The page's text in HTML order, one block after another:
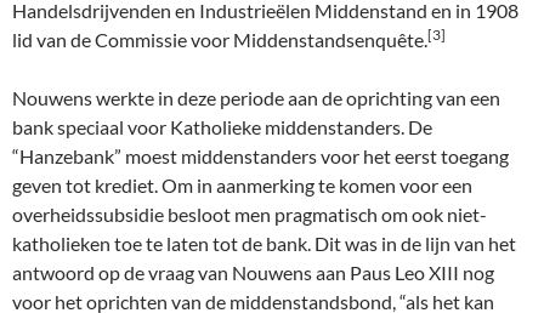
Handelsdrijvenden en Industrieëlen Middenstand en in 1908
lid van de Commissie voor Middenstandsenquête. [3]
Nouwens werkte in deze periode aan de oprichting van een
bank speciaal voor Katholieke middenstanders. De
“Hanzebank” moest middenstanders voor het eerst toegang
geven tot krediet. Om in aanmerking te komen voor een
overheidssubsidie besloot men pragmatisch om ook niet-
katholieken toe te laten tot de bank. Dit was in de lijn van het
antwoord op de vraag van Nouwens aan Paus Leo XIII nog
voor het oprichten van de middenstandsbond, “als het kan